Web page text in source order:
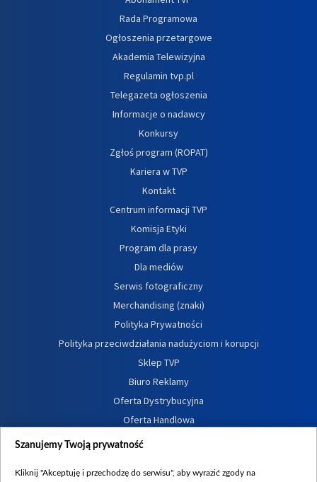
Rada Programowa
Ogłoszenia przetargowe
Akademia Telewizyjna
Regulamin tvp.pl
Telegazeta ogłoszenia
Informacje o nadawcy
Konkursy
Zgłoś program (ROPAT)
Kariera w TVP
Kontakt
Centrum informacji TVP
Komisja Etyki
Program dla prasy
Dla mediów
Serwis fotograficzny
Merchandising (znaki)
Polityka Prywatności
Polityka przeciwdziałania nadużyciom i korupcji
Sklep TVP
Biuro Reklamy
Oferta Dystrybucyjna
Oferta Handlowa
Dostępność
Procedura zgłoszeń wewnętrznych
Szanujemy Twoją prywatność
Kliknij "Akceptuję i przechodzę do serwisu", aby wyrazić zgody na